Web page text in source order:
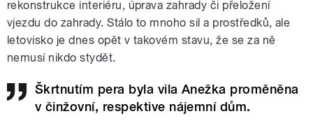
rekonstrukce interiéru, úprava zahrady či přeložení
vjezdu do zahrady. Stálo to mnoho sil a prostředků, ale
letovisko je dnes opět v takovém stavu, že se za ně
nemusí nikdo stydět.
Škrtnutím pera byla vila Anežka proměněna
v činžovní, respektive nájemní dům.